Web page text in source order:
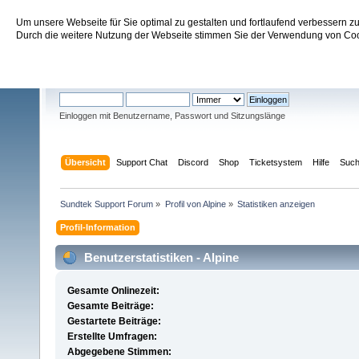
Um unsere Webseite für Sie optimal zu gestalten und fortlaufend verbessern
Durch die weitere Nutzung der Webseite stimmen Sie der Verwendung von
Sundtek Support Forum
Einloggen mit Benutzername, Passwort und Sitzungslänge
Übersicht Support Chat Discord Shop Ticketsystem Hilfe
Sundtek Support Forum » Profil von Alpine» Statistiken anzeigen
Profil-Information
Benutzerstatistiken - Alpine
Gesamte Onlinezeit:
Gesamte Beiträge:
Gestartete Beiträge:
Erstellte Umfragen:
Abgegebene Stimmen: